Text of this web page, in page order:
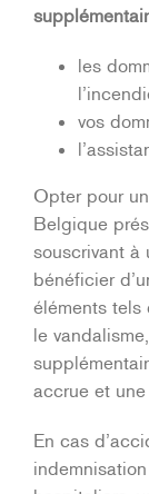
les
vos
Opter pour
Belgique
souscrivant à
bénéficier
éléments tels
le
accrue et
En cas